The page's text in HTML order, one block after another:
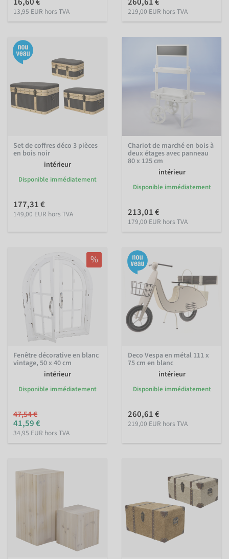
13,95 EUR hors TVA 219,00 EUR hors TVA
Set de coffres déco 3 pièces
en bois noir
intérieur
Disponible immédiatement
177,31 €
149,00 EUR hors TVA
Chariot de marché en bois à
deux étages avec panneau
80 x 125 cm
intérieur
Disponible immédiatement
213,01 €
179,00 EUR hors TVA
%
Fenêtre décorative en blanc
vintage, 50 x 40 cm
intérieur
Disponible immédiatement
47,54 €
41,59 €
34,95 EUR hors TVA
Deco Vespa en métal 111 x
75 cm en blanc
intérieur
Disponible immédiatement
260,61 €
219,00 EUR hors TVA